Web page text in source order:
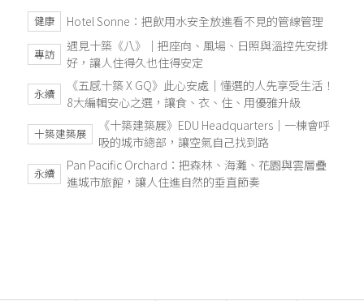
健康 Hotel Sonne：把飲用水安全放進看不見的管線管理
專訪
遇見十築《八》｜把座向、風場、日照與溫控先安排
好，讓人住得久也住得安定
永續
《五感十築 X GQ》此心安處｜懂選的人先享受生活！
8大編輯安心之選，讓食、衣、住、用優雅升級
十築建築展
《十築建築展》EDU Headquarters｜一棟會呼
吸的城市總部，讓空氣自己找到路
永續
Pan Pacific Orchard：把森林、海灘、花園與雲層疊
進城市旅館，讓人住進自然的垂直節奏